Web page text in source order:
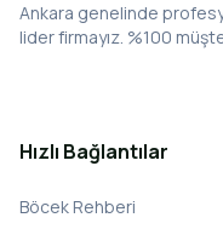
Ankara genelinde
lider firmayız. %100
Hızlı Bağlantılar
Böcek Rehberi